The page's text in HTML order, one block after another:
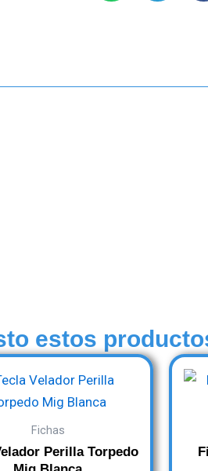
estos
Fichas
Perilla Torpedo